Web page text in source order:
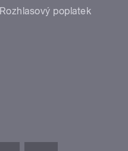
Rozhlasový poplatek